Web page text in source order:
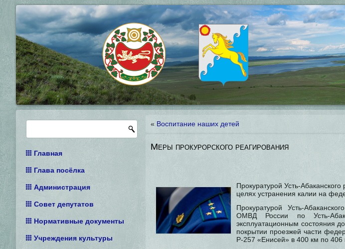
Главная
Глава посёлка
Администрация
Совет депутатов
Нормативные документы
Учреждения культуры
« Воспитание наших детей
Меры прокурорского реагирования
Прокуратурой Усть-
целях устранения калии на
Прокуратурой Усть-
ОМВД России по Усть-
эксплуатационным состояния
покрытии проезжей части
Р-257 «Енисей» в 400 км по 406